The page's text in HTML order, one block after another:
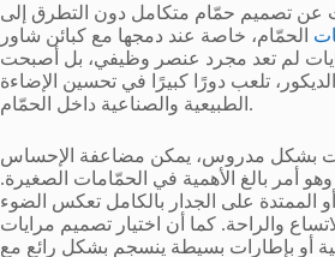
عن تصميم حمّام متكامل دون التطرق إلى
الحمّام، خاصة عند دمجها مع كبائن شاور
لم تعد مجرد عنصر وظيفي، بل أصبحت
تلعب دورًا كبيرًا في تحسين الإضاءة
الطبيعية والصناعية داخل الحمّام.
بشكل مدروس، يمكن مضاعفة الإحساس
أمر بالغ الأهمية في الحمّامات الصغيرة.
أو الممتدة على الجدار بالكامل تعكس الضوء
والراحة. كما أن اختيار تصميم مرايات
أو بإطارات بسيطة ينسجم بشكل رائع مع